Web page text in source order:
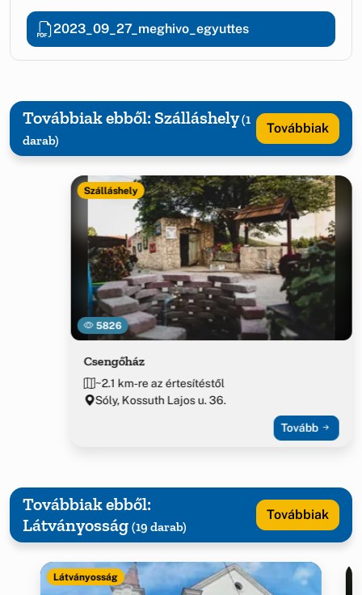
2023_09_27_meghivo_egyuttes
Továbbiak ebből: Szálláshely(1
darab)
Továbbiak
5826
Szálláshely
Csengőház
~2.1 km-re az értesítéstől
Sóly, Kossuth Lajos u. 36.
Tovább
Továbbiak ebből:
Látványosság (19 darab)
Továbbiak
Látványosság